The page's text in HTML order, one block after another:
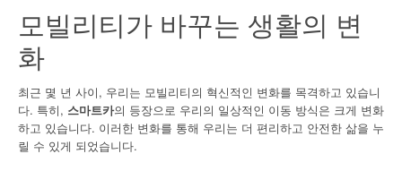
모빌리티가 바꾸는 생활의 변
화
최근 몇 년 사이, 우리는 모빌리티의 혁신적인 변화를 목격하고 있습니
다. 특히, 스마트카의 등장으로 우리의 일상적인 이동 방식은 크게 변화
하고 있습니다. 이러한 변화를 통해 우리는 더 편리하고 안전한 삶을 누
릴 수 있게 되었습니다.